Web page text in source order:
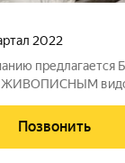
2022
ЖИВОПИСНЫМ
ремонт, в
Позвонить